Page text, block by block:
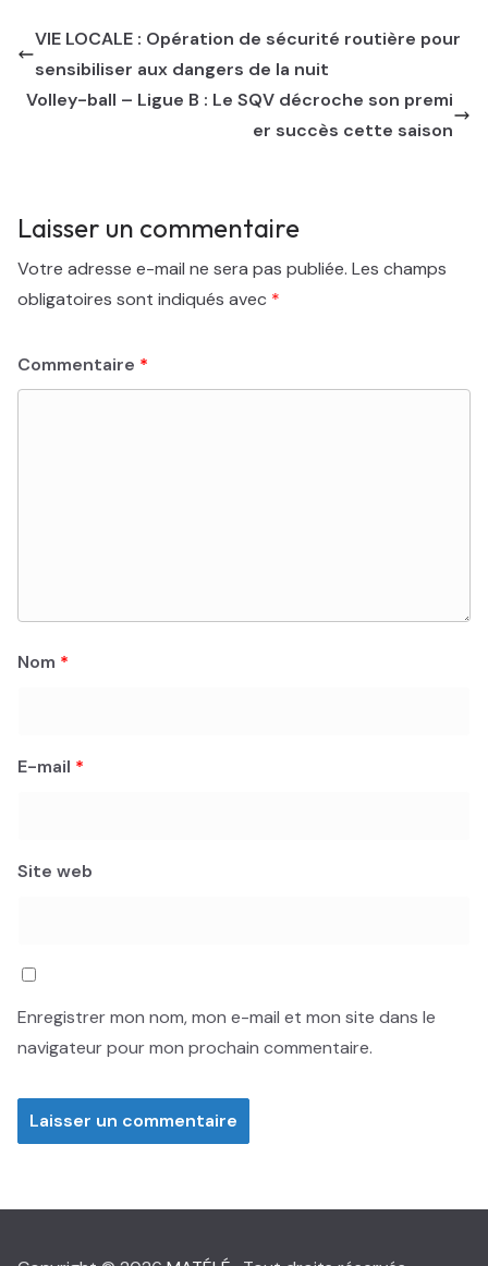
VIE LOCALE : Opération de sécurité routière pour
sensibiliser aux dangers de la nuit
Volley-ball – Ligue B : Le SQV décroche son premi
er succès cette saison
Laisser un commentaire
Votre adresse e-mail ne sera pas publiée. Les champs
obligatoires sont indiqués avec *
Commentaire *
Nom *
E-mail *
Site web
Enregistrer mon nom, mon e-mail et mon site dans le
navigateur pour mon prochain commentaire.